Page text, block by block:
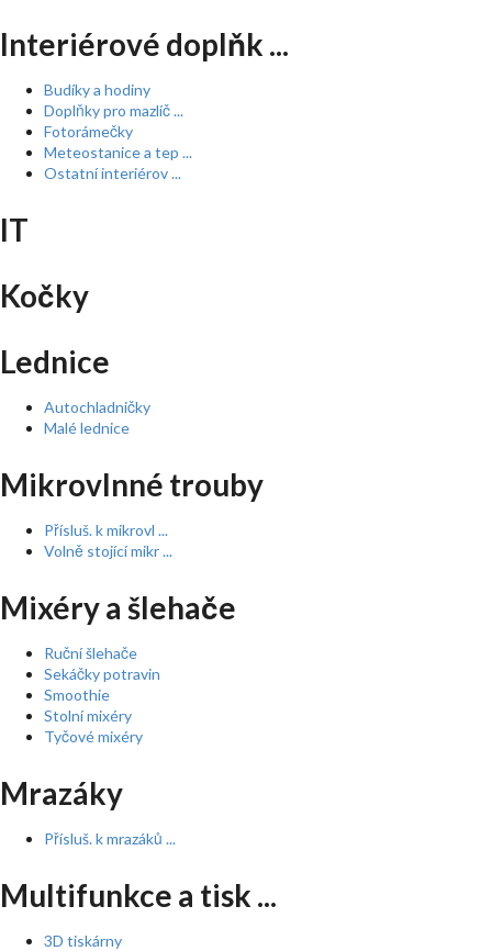
Interiérové doplňk ...
Budíky a hodiny
Doplňky pro mazlíč ...
Fotorámečky
Meteostanice a tep ...
Ostatní interiérov ...
IT
Kočky
Lednice
Autochladničky
Malé lednice
Mikrovlnné trouby
Přísluš. k mikrovl ...
Volně stojící mikr ...
Mixéry a šlehače
Ruční šlehače
Sekáčky potravin
Smoothie
Stolní mixéry
Tyčové mixéry
Mrazáky
Přísluš. k mrazáků ...
Multifunkce a tisk ...
3D tiskárny